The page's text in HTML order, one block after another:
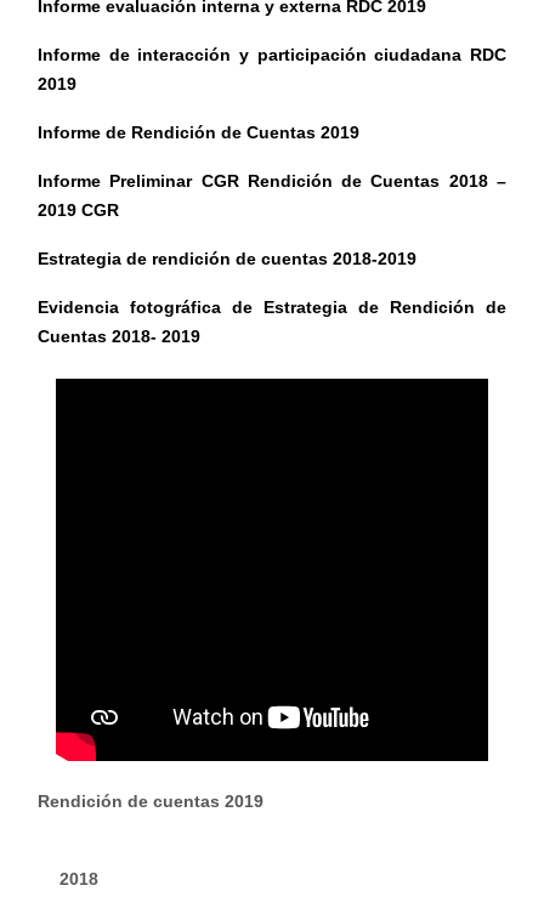
Informe evaluación interna y externa RDC 2019
Informe de interacción y participación ciudadana RDC
2019
Informe de Rendición de Cuentas 2019
Informe Preliminar CGR Rendición de Cuentas 2018 –
2019 CGR
Estrategia de rendición de cuentas 2018-2019
Evidencia fotográfica de Estrategia de Rendición de
Cuentas 2018- 2019
​Rendición de cuentas 2019
2018